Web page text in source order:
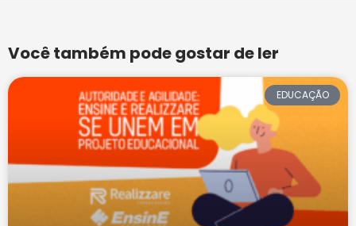
Você também pode gostar de ler
EDUCAÇÃO